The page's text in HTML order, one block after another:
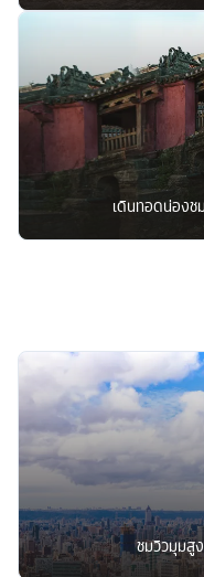
เดินทอดน่องช
ชมวิวมุมสู